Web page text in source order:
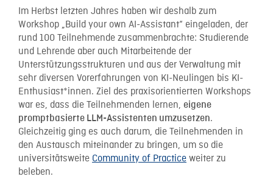
Im Herbst letzten Jahres haben wir deshalb zum
Workshop „Build your own AI-Assistant“ eingeladen, der
rund 100 Teilnehmende zusammenbrachte: Studierende
und Lehrende aber auch Mitarbeitende der
Unterstützungsstrukturen und aus der Verwaltung mit
sehr diversen Vorerfahrungen von KI-Neulingen bis KI-
Enthusiast*innen. Ziel des praxisorientierten Workshops
war es, dass die Teilnehmenden lernen, eigene
promptbasierte LLM-Assistenten umzusetzen.
Gleichzeitig ging es auch darum, die Teilnehmenden in
den Austausch miteinander zu bringen, um so die
universitätsweite Community of Practice weiter zu
beleben.